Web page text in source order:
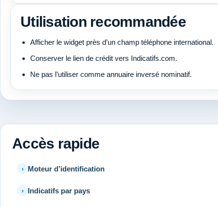
Utilisation recommandée
Afficher le widget près d’un champ téléphone international.
Conserver le lien de crédit vers Indicatifs.com.
Ne pas l’utiliser comme annuaire inversé nominatif.
Accès rapide
Moteur d’identification
Indicatifs par pays